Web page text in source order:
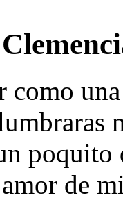
como
poquito
de